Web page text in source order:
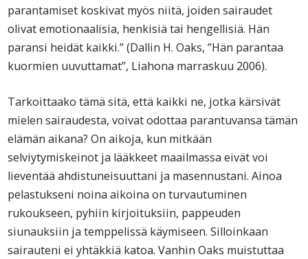
parantamiset koskivat myös niitä, joiden sairaudet
olivat emotionaalisia, henkisiä tai hengellisiä. Hän
paransi heidät kaikki.” (Dallin H. Oaks, ”Hän parantaa
kuormien uuvuttamat”, Liahona marraskuu 2006).
Tarkoittaako tämä sitä, että kaikki ne, jotka kärsivät
mielen sairaudesta, voivat odottaa parantuvansa tämän
elämän aikana? On aikoja, kun mitkään
selviytymiskeinot ja lääkkeet maailmassa eivät voi
lieventää ahdistuneisuuttani ja masennustani. Ainoa
pelastukseni noina aikoina on turvautuminen
rukoukseen, pyhiin kirjoituksiin, pappeuden
siunauksiin ja temppelissä käymiseen. Silloinkaan
sairauteni ei yhtäkkiä katoa. Vanhin Oaks muistuttaa